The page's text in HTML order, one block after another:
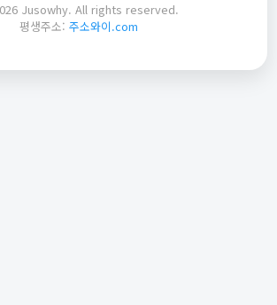
Jusowhy. All rights reserved.
평생주소: 주소와이.com